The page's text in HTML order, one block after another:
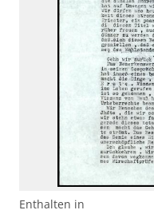
Enthalten in